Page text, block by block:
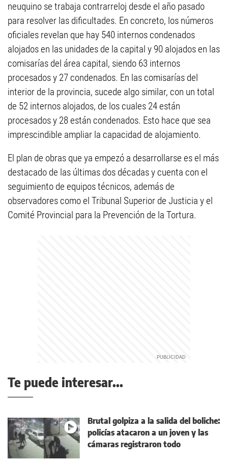
neuquino se trabaja contrarreloj desde el año pasado
para resolver las dificultades. En concreto, los números
oficiales revelan que hay 540 internos condenados
alojados en las unidades de la capital y 90 alojados en las
comisarías del área capital, siendo 63 internos
procesados y 27 condenados. En las comisarías del
interior de la provincia, sucede algo similar, con un total
de 52 internos alojados, de los cuales 24 están
procesados y 28 están condenados. Esto hace que sea
imprescindible ampliar la capacidad de alojamiento.
El plan de obras que ya empezó a desarrollarse es el más
destacado de las últimas dos décadas y cuenta con el
seguimiento de equipos técnicos, además de
observadores como el Tribunal Superior de Justicia y el
Comité Provincial para la Prevención de la Tortura.
Te puede interesar...
Brutal golpiza a la salida del boliche:
policías atacaron a un joven y las
cámaras registraron todo